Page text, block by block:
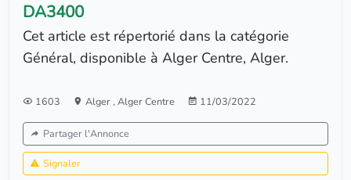
DA3400
Cet article est répertorié dans la catégorie
Général, disponible à Alger Centre, Alger.
1603 Alger, Alger Centre 11/03/2022
Partager l'Annonce
Signaler